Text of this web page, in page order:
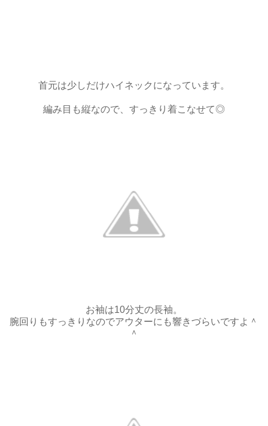
首元は少しだけハイネックになっています。
編み目も縦なので、すっきり着こなせて◎
お袖は10分丈の長袖。
腕回りもすっきりなのでアウターにも響きづらいですよ＾
＾